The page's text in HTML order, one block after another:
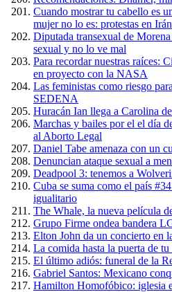
Cuando mostrar tu cabello es
mujer no lo es: protestas en Irán
Diputada transexual de
sexual y no lo ve mal
Para recordar nuestras raíces:
en proyecto con la NASA
Las feministas como riesgo
SEDENA
Huracán Ian llega a Carolina
Marchas y bailes por el el día
al Aborto Legal
Daniel Tabe amenaza con un
Denuncian ataque sexual a
Deadpool 3: tenemos a
Cuba se suma como el país
igualitario
The Whale, la nueva película
Grupo Firme ondea bandera
Elton John da un concierto en
La comida hasta la puerta de tu
El último adiós: funeral de la
Gabriel Santos: Mexicano
Hamilton Homofóbico: iglesia